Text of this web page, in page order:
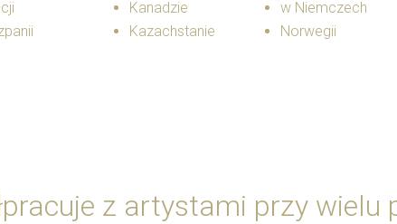
Kanadzie
Kazachstanie
w Niemczech
Norwegii
z artystami przy wielu